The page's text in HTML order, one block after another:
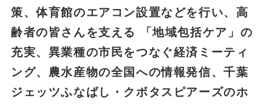
策、体育館のエアコン設置などを行い、高
齢者の皆さんを支える 「地域包括ケア」の
充実、異業種の市民をつなぐ経済ミーティ
ング、農水産物の全国への情報発信、千葉
ジェッツふなばし・クボタスピアーズのホ